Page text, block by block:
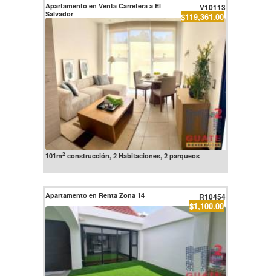
Apartamento en Venta Carretera a El
Salvador
V10113
$119,361.00
101m2construcción, 2 Habitaciones, 2 parqueos
Apartamento en Renta Zona 14 R10454
$1,100.00